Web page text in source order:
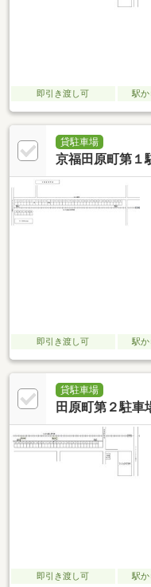
即引き渡し可 駅
貸駐車場
京福田原町第１
即引き渡し可 駅
貸駐車場
田原町第２駐
即引き渡し可 駅